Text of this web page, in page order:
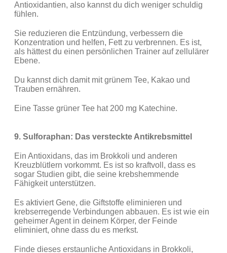
Antioxidantien, also kannst du dich weniger schuldig
fühlen.
Sie reduzieren die Entzündung, verbessern die
Konzentration und helfen, Fett zu verbrennen. Es ist,
als hättest du einen persönlichen Trainer auf zellulärer
Ebene.
Du kannst dich damit mit grünem Tee, Kakao und
Trauben ernähren.
Eine Tasse grüner Tee hat 200 mg Katechine.
9. Sulforaphan: Das versteckte Antikrebsmittel
Ein Antioxidans, das im Brokkoli und anderen
Kreuzblütlern vorkommt. Es ist so kraftvoll, dass es
sogar Studien gibt, die seine krebshemmende
Fähigkeit unterstützen.
Es aktiviert Gene, die Giftstoffe eliminieren und
krebserregende Verbindungen abbauen. Es ist wie ein
geheimer Agent in deinem Körper, der Feinde
eliminiert, ohne dass du es merkst.
Finde dieses erstaunliche Antioxidans in Brokkoli,